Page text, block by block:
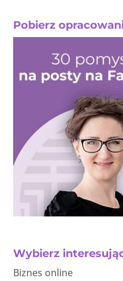
Pobierz
Wybierz
Biznes online